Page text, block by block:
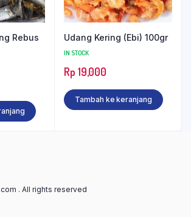
Rebus
Udang Kering (Ebi) 100gr
IN STOCK
Rp 19,000
Tambah ke keranjang
. All rights reserved